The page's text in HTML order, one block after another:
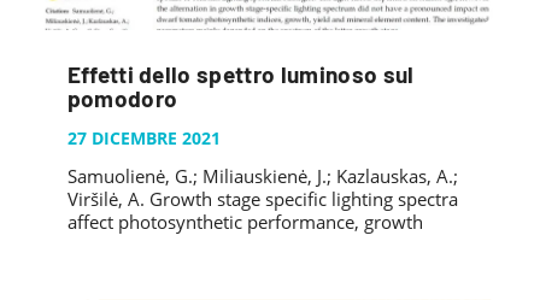
Effetti dello spettro luminoso sul
pomodoro
27 DICEMBRE 2021
Samuolienė, G.; Miliauskienė, J.; Kazlauskas, A.;
Viršilė, A. Growth stage specific lighting spectra
affect photosynthetic performance, growth